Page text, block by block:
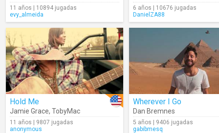
11 años | 10894 jugadas
evy_almeida
6 años | 10676 jugadas
DanielZA88
Hold Me
Jamie Grace, TobyMac
11 años | 9807 jugadas
anonymous
Wherever I Go
Dan Bremnes
5 años | 9406 jugadas
gabibmesq